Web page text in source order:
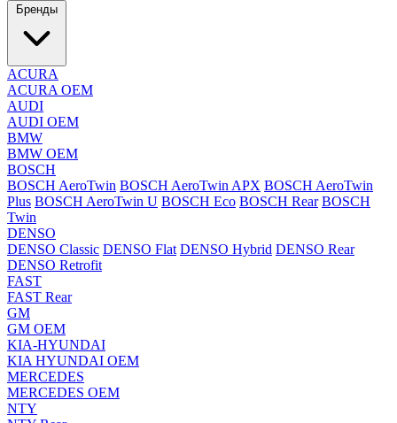
Бренды
ACURA
ACURA OEM
AUDI
AUDI OEM
BMW
BMW OEM
BOSCH
BOSCH AeroTwin BOSCH AeroTwin APX BOSCH AeroTwin
Plus BOSCH AeroTwin U BOSCH Eco BOSCH Rear BOSCH
Twin
DENSO
DENSO Classic DENSO Flat DENSO Hybrid DENSO Rear
DENSO Retrofit
FAST
FAST Rear
GM
GM OEM
KIA-HYUNDAI
KIA HYUNDAI OEM
MERCEDES
MERCEDES OEM
NTY